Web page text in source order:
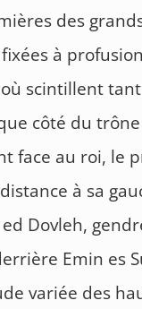
des
à
scintillent
côté du
face au roi, le
à sa
Dovleh,
Emin es
variée des